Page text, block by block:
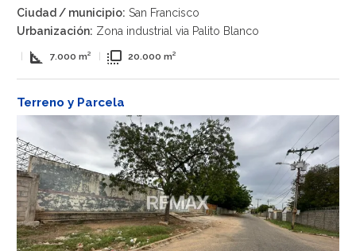
Ciudad / municipio: San Francisco
Urbanización: Zona industrial via Palito Blanco
square_foot 7.000 m² flip_to_front 20.000 m²
Terreno y Parcela